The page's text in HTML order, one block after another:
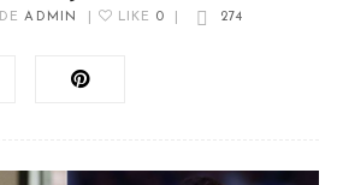
DEADMIN LIKE 0 274